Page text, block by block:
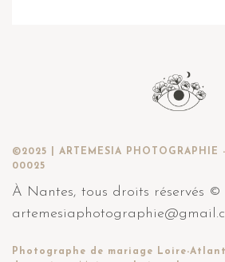
©2025 | ARTEMESIA
00025
À Nantes, tous droits réservés ©
Photographe de mariage Loire-